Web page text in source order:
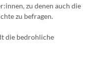
zu denen auch die
zu befragen.
die bedrohliche